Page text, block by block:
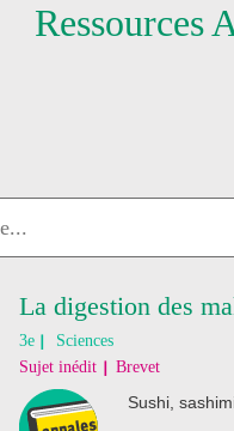
Ressources
La digestion des
3e
Sciences
Sujet inédit Brevet
Sushi,